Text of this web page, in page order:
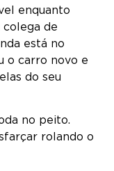
enquanto
colega de
está no
o carro novo e
do seu
no peito.
rolando o